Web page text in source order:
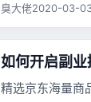
臭大佬2020-03-
如何开启副业
精选京东海量商